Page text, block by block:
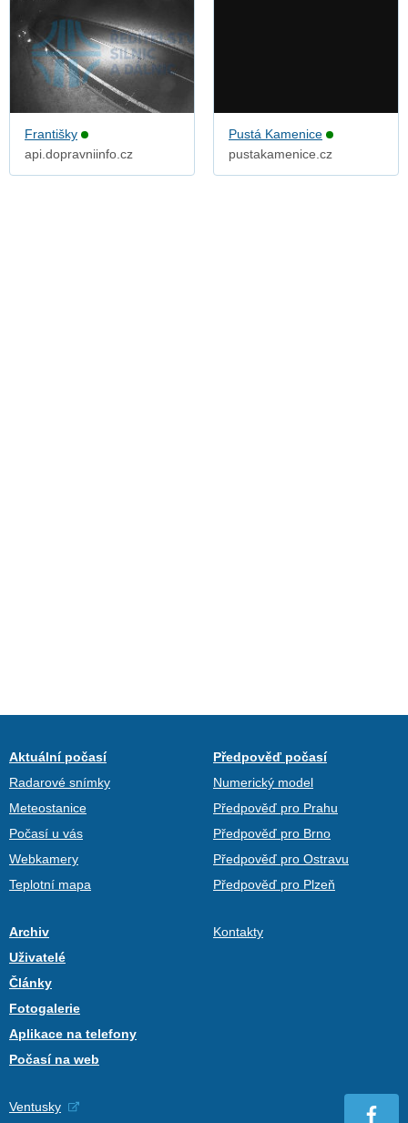
Františky
api.dopravniinfo.cz
Pustá Kamenice
pustakamenice.cz
Aktuální počasí
Radarové snímky
Meteostanice
Počasí u vás
Webkamery
Teplotní mapa
Předpověď počasí
Numerický model
Předpověď pro Prahu
Předpověď pro Brno
Předpověď pro Ostravu
Předpověď pro Plzeň
Archiv
Uživatelé
Články
Fotogalerie
Aplikace na telefony
Počasí na web
Kontakty
Ventusky